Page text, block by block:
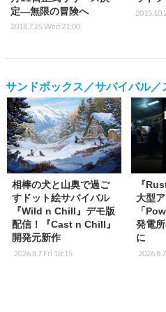
定―無限の冒険へ
2018.7.25 Wed 21:00
サンドボックス／サバイバル／
相棒の犬と山奥で過ご
すドット絵サバイバル
『Wild n Chill』デモ版
配信！『Cast n Chill』
開発元新作
2026.8.7 Fri 18:15
『
大型
「
発電
に